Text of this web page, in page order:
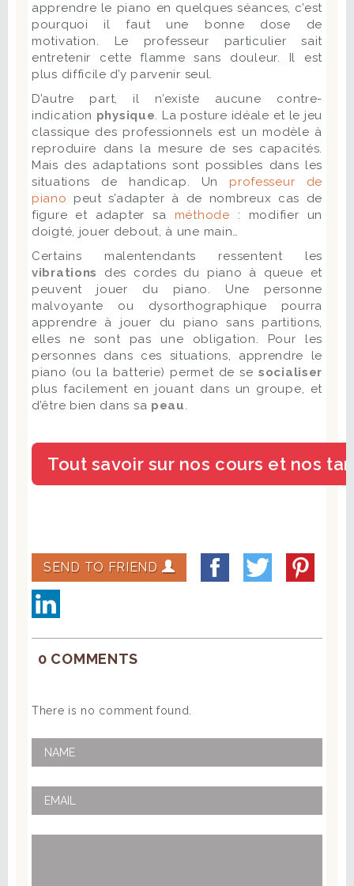
apprendre le piano en quelques séances, c’est
pourquoi il faut une bonne dose de
motivation. Le professeur particulier sait
entretenir cette flamme sans douleur. Il est
plus difficile d’y parvenir seul.
D’autre part, il n’existe aucune contre-
indication physique. La posture idéale et le jeu
classique des professionnels est un modèle à
reproduire dans la mesure de ses capacités.
Mais des adaptations sont possibles dans les
situations de handicap. Un professeur de
piano peut s’adapter à de nombreux cas de
figure et adapter sa méthode : modifier un
doigté, jouer debout, à une main…
Certains malentendants ressentent les
vibrations
des cordes du piano à queue et
peuvent jouer du piano. Une personne
malvoyante ou dysorthographique pourra
apprendre à jouer du piano sans partitions,
elles ne sont pas une obligation. Pour les
personnes dans ces situations, apprendre le
piano (ou la batterie) permet de se socialiser
plus facilement en jouant dans un groupe, et
d’être bien dans sa peau.
SEND TO FRIEND
0 COMMENTS
There is no comment found.